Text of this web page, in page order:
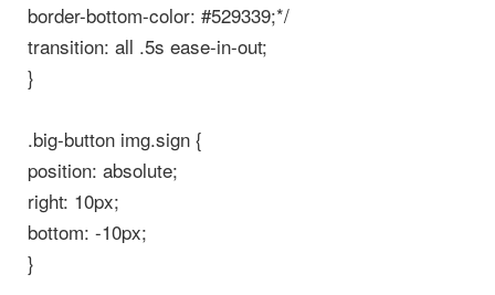
border-bottom-color: #529339;*/
transition: all .5s ease-in-out;
}
.big-button img.sign {
position: absolute;
right: 10px;
bottom: -10px;
}